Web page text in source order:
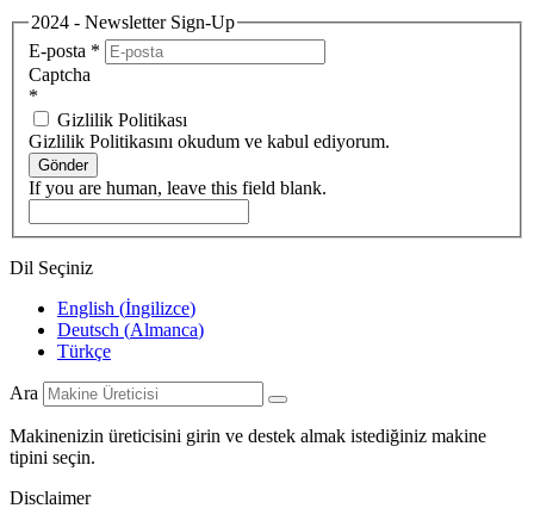
2024 - Newsletter Sign-Up
E-posta *
Captcha
*
Gizlilik Politikası
Gizlilik Politikasını okudum ve kabul ediyorum.
Gönder
If you are human, leave this field blank.
Dil Seçiniz
English (İngilizce)
Deutsch (Almanca)
Türkçe
Ara
Makinenizin üreticisini girin ve destek almak istediğiniz makine
tipini seçin.
Disclaimer